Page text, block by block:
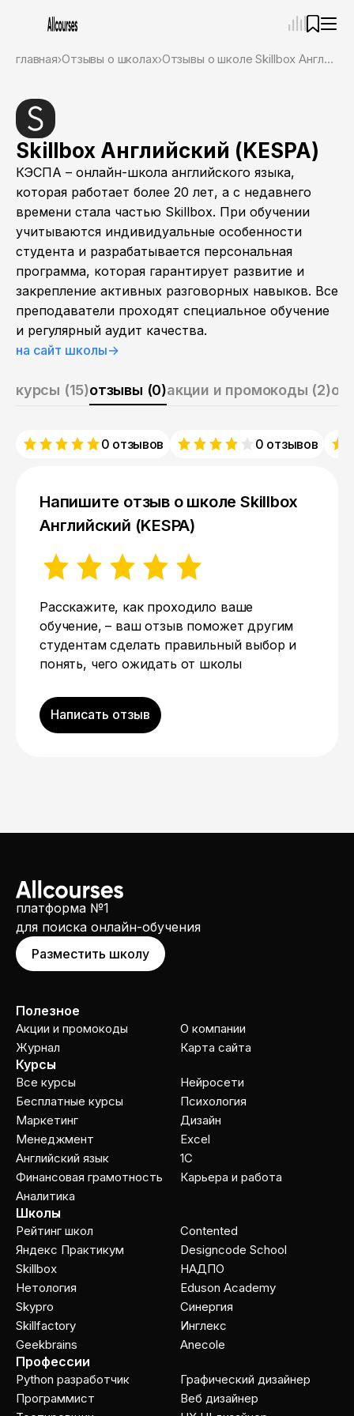
главная Отзывы о школах Отзывы о школе Skillbox Английский (KESPA)
Skillbox Английский (KESPA)
КЭСПА – онлайн-школа английского языка,
которая работает более 20 лет, а с недавнего
времени стала частью Skillbox. При обучении
учитываются индивидуальные особенности
студента и разрабатывается персональная
программа, которая гарантирует развитие и
закрепление активных разговорных навыков. Все
преподаватели проходят специальное обучение
и регулярный аудит качества.
на сайт школы→
курсы (15)отзывы (0)акции и промокоды (2)о
0 отзывов 0 отзывов
Напишите отзыв о школе Skillbox
Английский (KESPA)
Расскажите, как проходило ваше
обучение, – ваш отзыв поможет другим
студентам сделать правильный выбор и
понять, чего ожидать от школы
Написать отзыв
платформа №1
для поиска онлайн-обучения
Разместить школу
Полезное
Акции и промокоды
Журнал
О компании
Карта сайта
Курсы
Все курсы
Бесплатные курсы
Маркетинг
Менеджмент
Английский язык
Финансовая грамотность
Аналитика
Нейросети
Психология
Дизайн
Excel
1C
Карьера и работа
Школы
Рейтинг школ
Яндекс Практикум
Skillbox
Нетология
Skypro
Skillfactory
Geekbrains
Contented
Designcode School
НАДПО
Eduson Academy
Cинергия
Инглекс
Anecole
Профессии
Python разработчик
Программист
Графический дизайнер
Веб дизайнер
Ассистент
Привет! Я Ваш карьерный навигатор. Подберу
курсы, которые соответствует именно вашим
целям.
Пожалуйста, ответьте на несколько вопросов,
чтобы начать.
Приступим?